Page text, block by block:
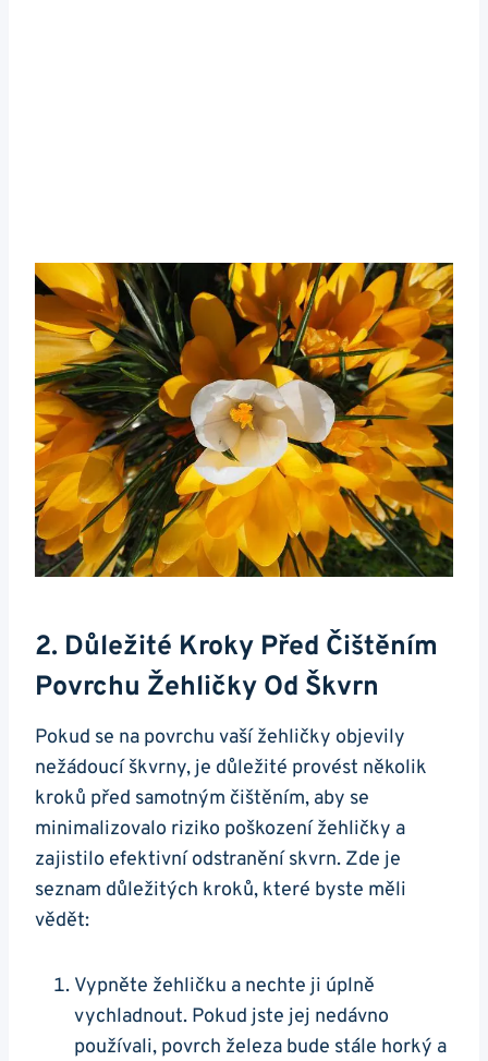
2. Důležité ‍kroky Před‌ Čištěním
Povrchu Žehličky Od Škvrn
Pokud ⁤se na ⁢povrchu vaší ‌žehličky objevily
⁤nežádoucí⁢ škvrny, je⁤ důležité ⁢provést ⁣několik
kroků před samotným čištěním, aby se​
minimalizovalo‍ riziko poškození žehličky a
zajistilo efektivní‌ odstranění skvrn.​ Zde je
seznam důležitých kroků,⁢ které ⁢byste měli
⁣vědět:
Vypněte žehličku a nechte ji ​úplně
vychladnout. Pokud jste jej nedávno
používali, povrch železa bude ⁣stále horký‌ a